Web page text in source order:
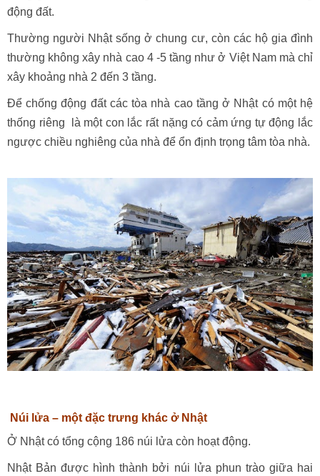
động đất.
Thường người Nhật sống ở chung cư, còn các hộ gia đình
thường không xây nhà cao 4 -5 tầng như ở Việt Nam mà chỉ
xây khoảng nhà 2 đến 3 tầng.
Để chống động đất các tòa nhà cao tầng ở Nhật có một hệ
thống riêng là một con lắc rất nặng có cảm ứng tự động lắc
ngược chiều nghiêng của nhà để ổn định trọng tâm tòa nhà.
Núi lửa – một đặc trưng khác ở Nhật
Ở Nhật có tổng cộng 186 núi lửa còn hoạt động.
Nhật Bản được hình thành bởi núi lửa phun trào giữa hai